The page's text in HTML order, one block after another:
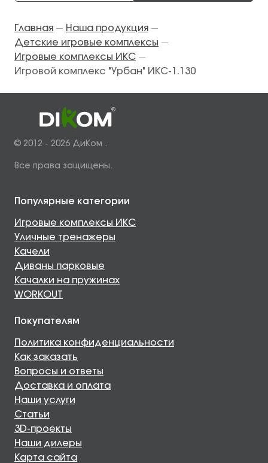
Главная — Наша продукция —
Детские игровые комплексы —
Игровые комплексы ИКС —
Игровой комплекс "Урбан" ИКС-1.130
© 2012 - 2026 ДиКом .
Все права защищены.
Популярные категории
Игровые комплексы ИКС
Уличные тренажеры
Качели
Диваны парковые
Качалки на пружинах
WORKOUT
Покупателям
Политика конфиденциальности
Как заказать
Вопросы и ответы
Доставка и оплата
Наши услуги
Статьи
3D-проекты
Наши дилеры
Карта сайта